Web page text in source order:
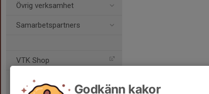
Övrig verksamhet
Samarbetspartners
VTK Shop
Godkänn kakor